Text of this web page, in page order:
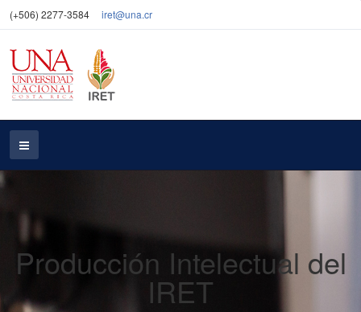
(+506) 2277-3584 iret@una.cr
Producción Intelectual del
IRET